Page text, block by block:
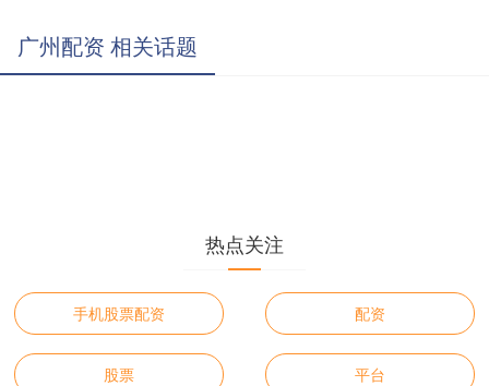
广州配资 相关话题
热点关注
手机股票配资 配资
股票 平台